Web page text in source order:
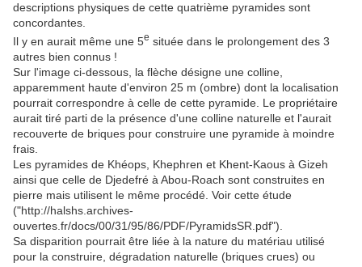
descriptions physiques de cette quatrième pyramides sont
concordantes.
Il y en aurait même une 5e située dans le prolongement des 3
autres bien connus !
Sur l'image ci-dessous, la flèche désigne une colline,
apparemment haute d'environ 25 m (ombre) dont la localisation
pourrait correspondre à celle de cette pyramide. Le propriétaire
aurait tiré parti de la présence d'une colline naturelle et l'aurait
recouverte de briques pour construire une pyramide à moindre
frais.
Les pyramides de Khéops, Khephren et Khent-Kaous à Gizeh
ainsi que celle de Djedefré à Abou-Roach sont construites en
pierre mais utilisent le même procédé. Voir cette étude
("http://halshs.archives-
ouvertes.fr/docs/00/31/95/86/PDF/PyramidsSR.pdf").
Sa disparition pourrait être liée à la nature du matériau utilisé
pour la construire, dégradation naturelle (briques crues) ou